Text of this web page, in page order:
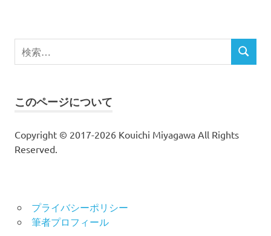
検
索
検
このページについて
Copyright © 2017-2026 Kouichi Miyagawa All Rights
Reserved.
プライバシーポリシー
筆者プロフィール